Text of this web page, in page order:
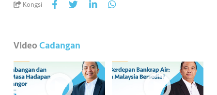
Kongsi
VideoCadangan